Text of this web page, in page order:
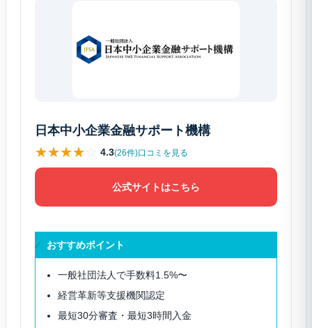
日本中小企業金融サポート機構
★★★★☆ 4.3(26件)口コミを見る
公式サイトはこちら
おすすめポイント
一般社団法人で手数料1.5%〜
経営革新等支援機関認定
最短30分審査・最短3時間入金